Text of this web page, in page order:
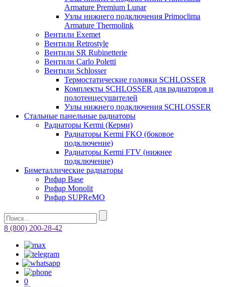
Armature Premium Lunar
Узлы нижнего подключения Primoclima
Armature Thermolink
Вентили Exemet
Вентили Retrostyle
Вентили SR Rubinetterie
Вентили Carlo Poletti
Вентили Schlosser
Термостатические головки SCHLOSSER
Комплекты SCHLOSSER для радиаторов и
полотенцесушителей
Узлы нижнего подключения SCHLOSSER
Стальные панельные радиаторы
Радиаторы Kermi (Керми)
Радиаторы Kermi FKO (боковое
подключение)
Радиаторы Kermi FTV (нижнее
подключение)
Биметаллические радиаторы
Рифар Base
Рифар Monolit
Рифар SUPReMO
8 (800) 200-28-42
0